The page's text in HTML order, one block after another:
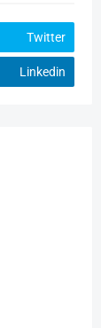
Twitter
Linkedin